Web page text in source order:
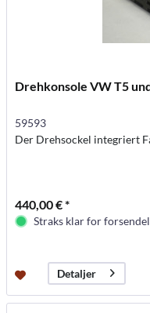
Drehkonsole VW T5
59593
Der Drehsockel integriert
440,00 € *
Straks klar for
Detaljer